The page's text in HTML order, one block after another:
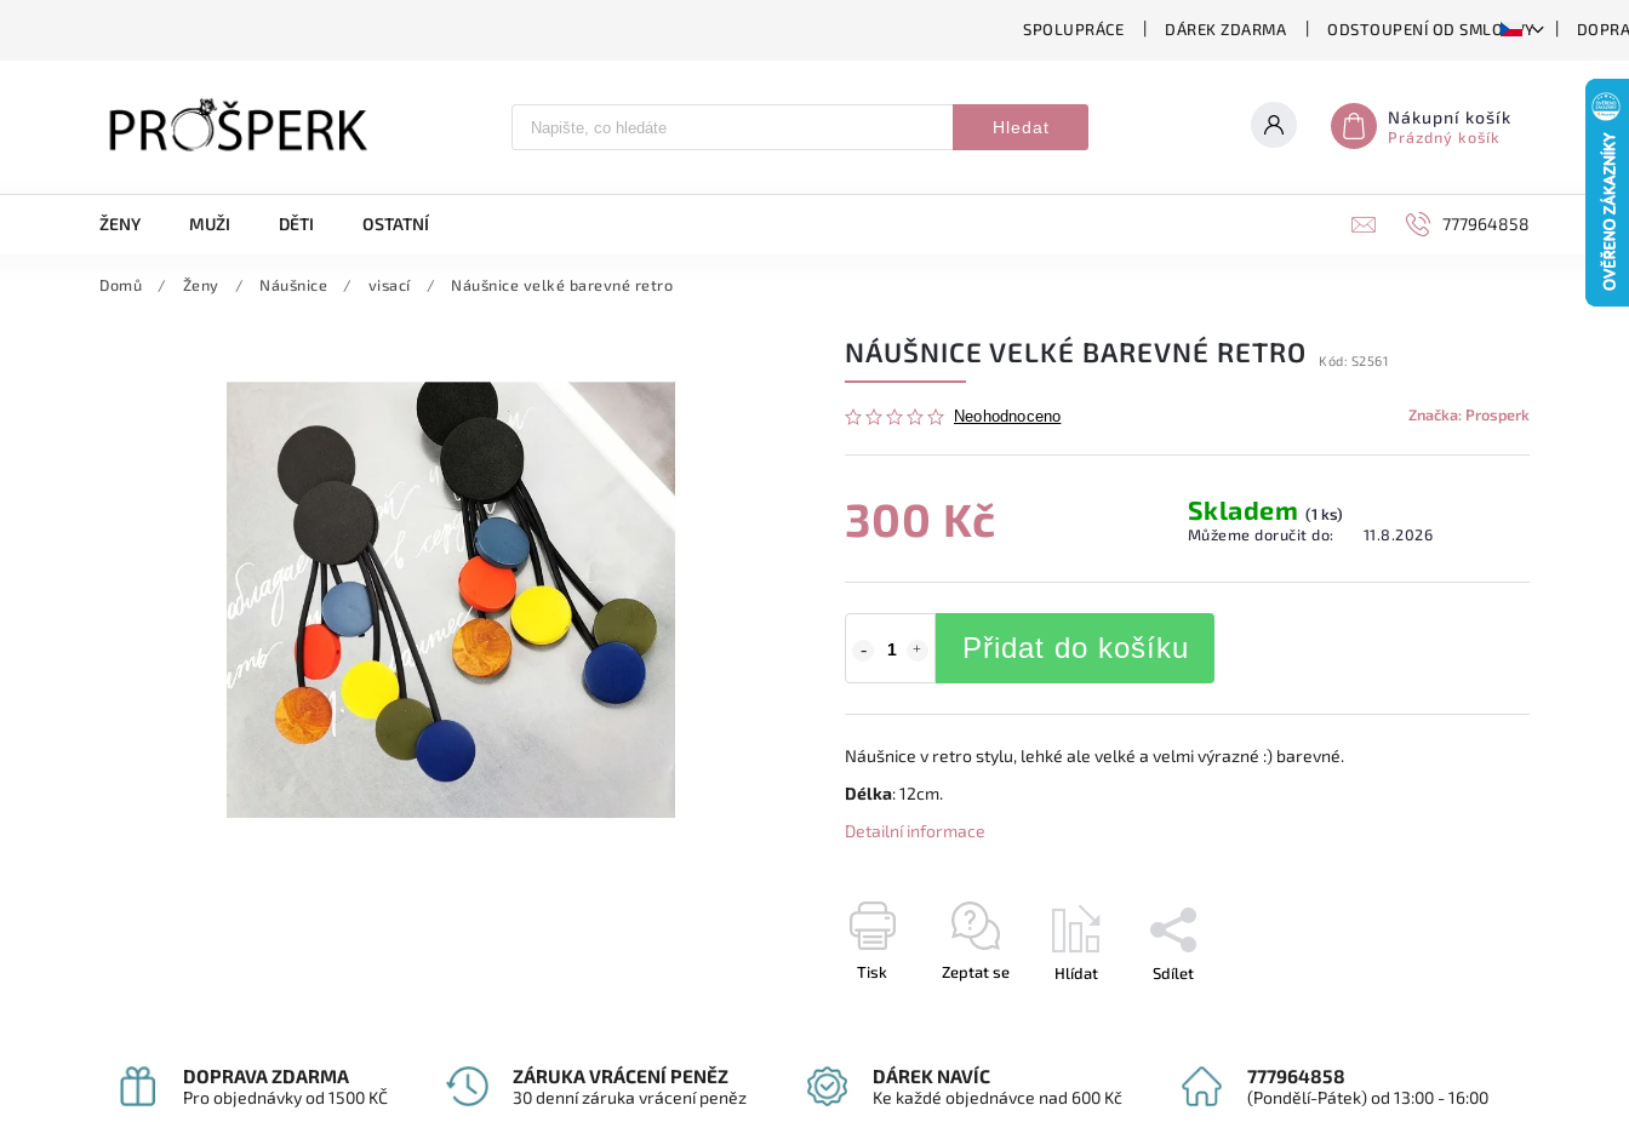
SPOLUPRÁCE DÁREK ZDARMA ODSTOUPENÍ OD SMLOUVY
Hledat Nákupní košík
Prázdný košík
ŽENY MUŽI DĚTI OSTATNÍ 777964858
Domů / Ženy / Náušnice / visací / Náušnice velké barevné retro
NÁUŠNICE VELKÉ BAREVNÉ RETRO Kód: S2561
Neohodnoceno Značka: Prosperk
300 Kč Skladem (1 ks)
Můžeme doručit do:
11.8.2026
Přidat do košíku
Náušnice v retro stylu, lehké ale velké a velmi výrazné :) barevné.
Délka: 12cm.
Detailní informace
Tisk Zeptat se Hlídat Sdílet
DOPRAVA ZDARMA
Pro objednávky od 1500 KČ
ZÁRUKA VRÁCENÍ PENĚZ
30 denní záruka vrácení peněz
DÁREK NAVÍC
Ke každé objednávce nad 600 Kč
777964858
(Pondělí-Pátek) od 13:00 - 16:00